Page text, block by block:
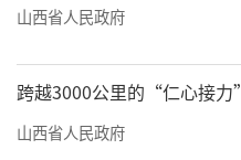
山西省人民政府
跨越3000公里的“仁心接力”
山西省人民政府